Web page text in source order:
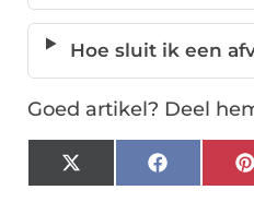
Hoe sluit ik een
Goed artikel? Deel
X
(Twitter)
Facebook